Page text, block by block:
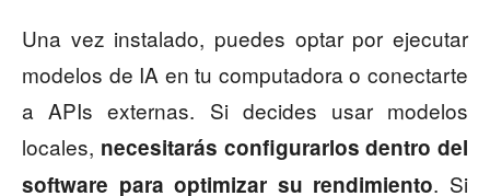
Una vez instalado, puedes optar por ejecutar
modelos de IA en tu computadora o conectarte
a APIs externas. Si decides usar modelos
locales, necesitarás configurarlos dentro del
software para optimizar su rendimiento. Si